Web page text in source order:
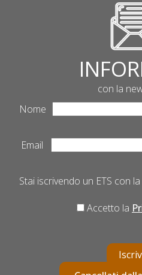
con la
Nome
Email
Stai iscrivendo un ETS con
Accetto la